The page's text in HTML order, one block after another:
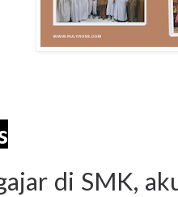
di SMK,